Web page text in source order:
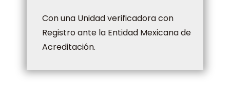
Con una Unidad verificadora con
Registro ante la Entidad Mexicana de
Acreditación.